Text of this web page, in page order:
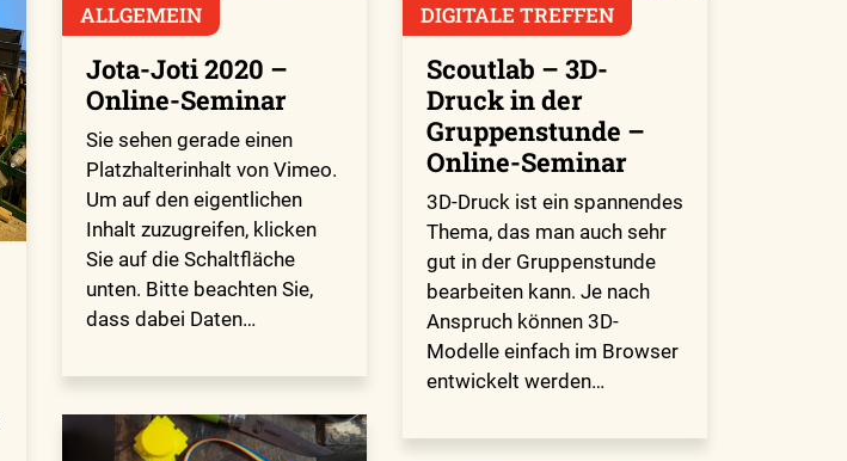
ALLGEMEIN
Jota-Joti 2020 –
Online-Seminar
Sie sehen gerade einen
Platzhalterinhalt von Vimeo.
Um auf den eigentlichen
Inhalt zuzugreifen, klicken
Sie auf die Schaltfläche
unten. Bitte beachten Sie,
dass dabei Daten…
DIGITALE TREFFEN
Scoutlab – 3D-
Druck in der
Gruppenstunde –
Online-Seminar
3D-Druck ist ein spannendes
Thema, das man auch sehr
gut in der Gruppenstunde
bearbeiten kann. Je nach
Anspruch können 3D-
Modelle einfach im Browser
entwickelt werden…